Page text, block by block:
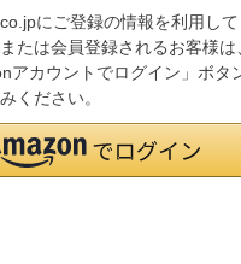
にご登録の情報を利用して
たは会員登録されるお客様は
アカウントでログイン」ボタ
ください。